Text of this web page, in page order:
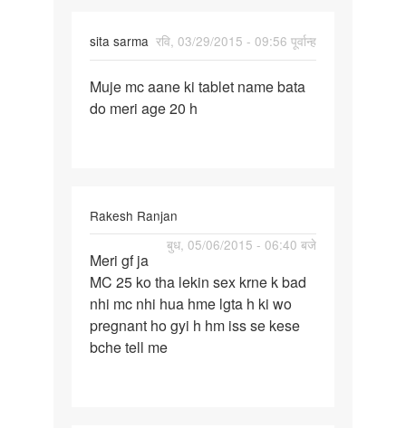
sita sarma रवि, 03/29/2015 - 09:56 पूर्वान्ह
Muje
mc
Muje mc aane ki tablet name bata
do meri age 20 h
Rakesh Ranjan
बुध, 05/06/2015 - 06:40 बजे
Meri
gf
ja
MC
25
Meri gf ja
MC 25 ko tha lekin sex krne k bad
nhi mc nhi hua hme lgta h ki wo
pregnant ho gyi h hm iss se kese
bche tell me